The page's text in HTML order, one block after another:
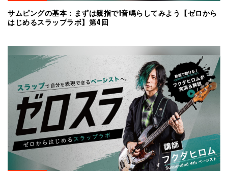
サムピングの基本：まずは親指で1音鳴らしてみよう【ゼロから
はじめるスラップラボ】第4回